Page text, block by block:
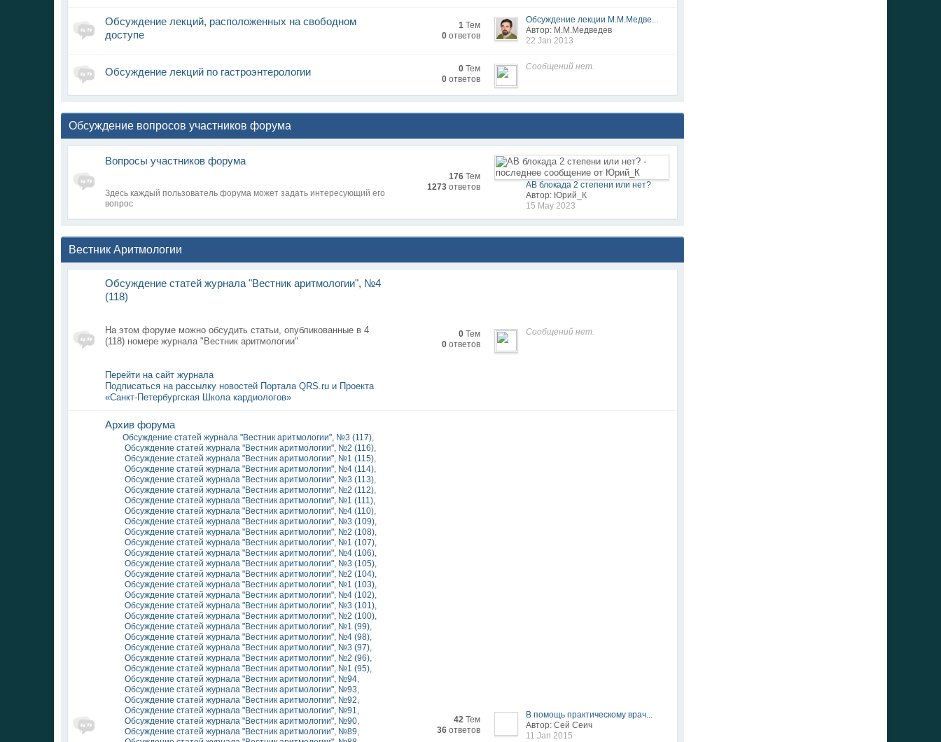
Обсуждение лекций, расположенных на свободном
доступе
1 Тем
0 ответов
Обсуждение лекции М.М.Медве...
Автор: М.М.Медведев
22 Jan 2013
Обсуждение лекций по гастроэнтерологии 0 Тем
0 ответов
Сообщений нет.
Обсуждение вопросов участников форума
Вопросы участников форума
Здесь каждый пользователь форума может задать интересующий его
вопрос
176 Тем
1273 ответов
АВ блокада 2 степени или нет?
Автор: Юрий_К
15 May 2023
Вестник Аритмологии
Обсуждение статей журнала "Вестник аритмологии", №4
(118)
На этом форуме можно обсудить статьи, опубликованные в 4
(118) номере журнала "Вестник аритмологии"
Перейти на сайт журнала
Подписаться на рассылку новостей Портала QRS.ru и Проекта
«Санкт-Петербургская Школа кардиологов»
0 Тем
0 ответов
Сообщений нет.
Архив форума
Обсуждение статей журнала "Вестник аритмологии", №3 (117),
Обсуждение статей журнала "Вестник аритмологии", №2 (116),
Обсуждение статей журнала "Вестник аритмологии", №1 (115),
Обсуждение статей журнала "Вестник аритмологии", №4 (114),
Обсуждение статей журнала "Вестник аритмологии", №3 (113),
Обсуждение статей журнала "Вестник аритмологии", №2 (112),
Обсуждение статей журнала "Вестник аритмологии", №1 (111),
Обсуждение статей журнала "Вестник аритмологии", №4 (110),
Обсуждение статей журнала "Вестник аритмологии", №3 (109),
Обсуждение статей журнала "Вестник аритмологии", №2 (108),
Обсуждение статей журнала "Вестник аритмологии", №1 (107),
Обсуждение статей журнала "Вестник аритмологии", №4 (106),
Обсуждение статей журнала "Вестник аритмологии", №3 (105),
Обсуждение статей журнала "Вестник аритмологии", №2 (104),
Обсуждение статей журнала "Вестник аритмологии", №1 (103),
Обсуждение статей журнала "Вестник аритмологии", №4 (102),
Обсуждение статей журнала "Вестник аритмологии", №3 (101),
Обсуждение статей журнала "Вестник аритмологии", №2 (100),
Обсуждение статей журнала "Вестник аритмологии", №1 (99),
Обсуждение статей журнала "Вестник аритмологии", №4 (98),
Обсуждение статей журнала "Вестник аритмологии", №3 (97),
Обсуждение статей журнала "Вестник аритмологии", №2 (96),
Обсуждение статей журнала "Вестник аритмологии", №1 (95),
Обсуждение статей журнала "Вестник аритмологии", №94,
Обсуждение статей журнала "Вестник аритмологии", №93,
Обсуждение статей журнала "Вестник аритмологии", №92,
Обсуждение статей журнала "Вестник аритмологии", №91,
Обсуждение статей журнала "Вестник аритмологии", №90,
Обсуждение статей журнала "Вестник аритмологии", №89,
42 Тем
36 ответов
В помощь практическому врач...
Автор: Сей Сеич
11 Jan 2015